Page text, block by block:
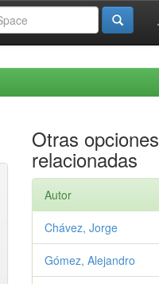
Otras opciones
relacionadas
Autor
Chávez, Jorge
Gómez, Alejandro